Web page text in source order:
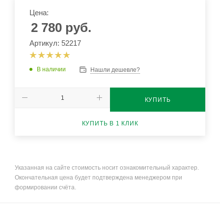
Цена:
2 780 руб.
Артикул: 52217
В наличии Нашли дешевле?
КУПИТЬ
КУПИТЬ В 1 КЛИК
Указанная на сайте стоимость носит ознакомительный характер.
Окончательная цена будет подтверждена менеджером при
формировании счёта.